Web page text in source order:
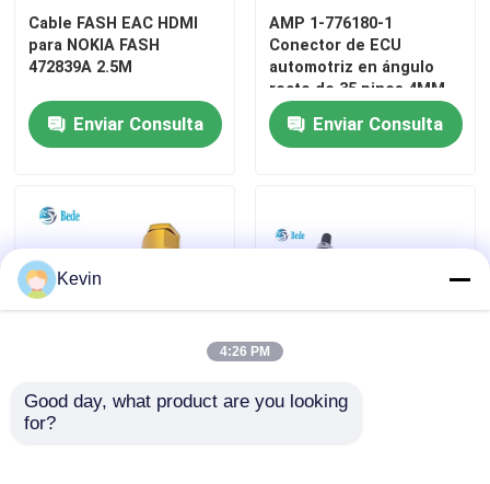
Bloqueo de terminales rápidos
Acoplador de HDMI
Cable FASH EAC HDMI
para NOKIA FASH
472839A 2.5M
Enviar Consulta
AMP 1-776180-1
Conector de ECU
automotriz en ángulo
recto de 35 pines 4MM
1-776164-1
Enviar Consulta
Conectores circulares
de la serie de PC
Conectores circulares
Kevin
4:26 PM
Good day, what product are you looking
for?